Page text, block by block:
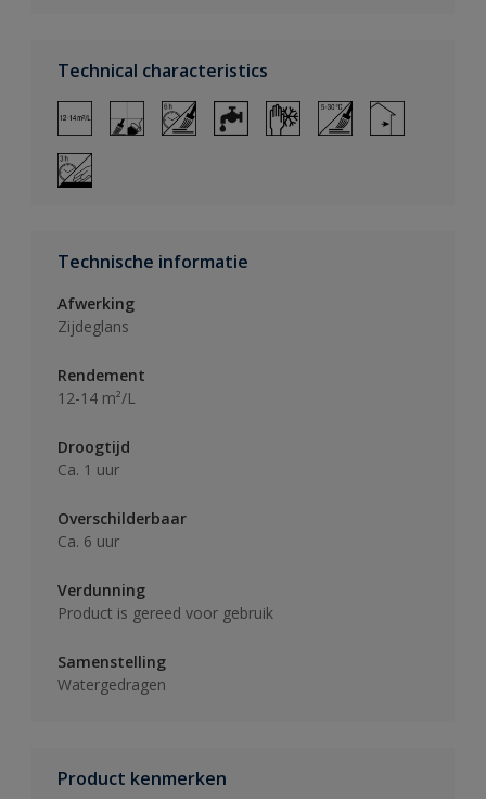
Technical characteristics
Technische informatie
Afwerking
Zijdeglans
Rendement
12-14 m²/L
Droogtijd
Ca. 1 uur
Overschilderbaar
Ca. 6 uur
Verdunning
Product is gereed voor gebruik
Samenstelling
Watergedragen
Product kenmerken